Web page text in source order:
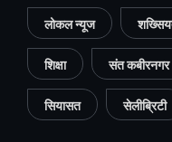
लोकल न्यूज
शिक्षा संत कबीरनगर
सियासत सेलीब्रिटी